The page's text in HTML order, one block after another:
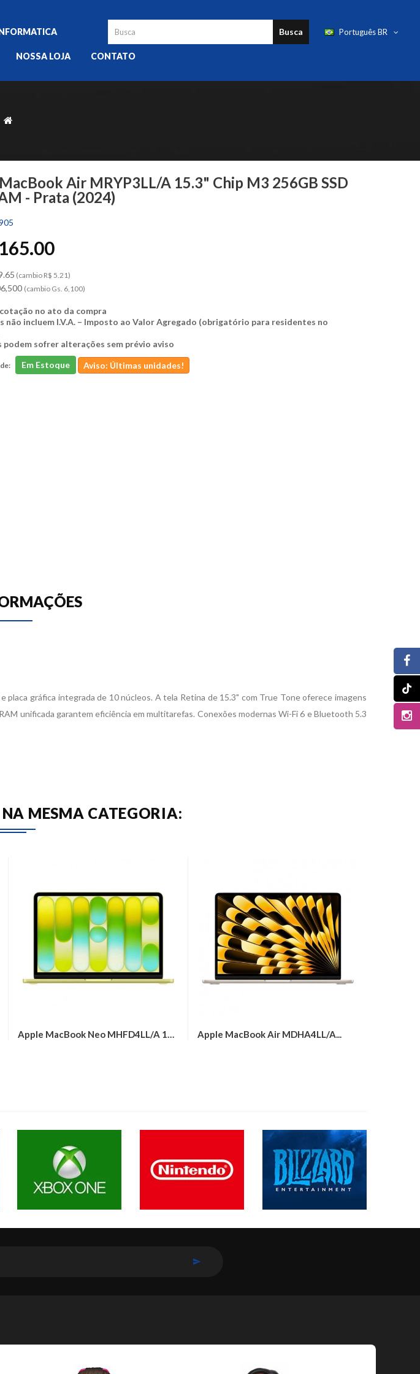
Português BR
Busca
NOSSA LOJA CONTATO
Air MRYP3LL/A 15.3" Chip M3 256GB SSD
- Prata (2024)
(cambio R$ 5.21)
(cambio Gs. 6,100)
no ato da compra
não incluem I.V.A. – Imposto ao Valor Agregado (obrigatório para residentes no
podem sofrer alterações sem prévio aviso
Em Estoque Aviso: Últimas unidades!
gráfica integrada de 10 núcleos. A tela Retina de 15.3" com True Tone oferece imagens
unificada garantem eficiência em multitarefas. Conexões modernas Wi-Fi 6 e Bluetooth 5.3
MESMA CATEGORIA:
Apple MacBook Neo MHFD4LL/A 13"... Apple MacBook Air MDHA4LL/A...